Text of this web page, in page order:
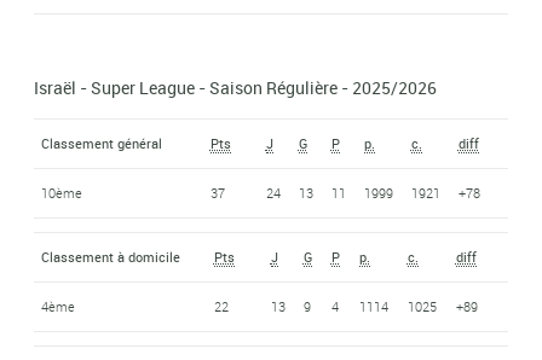
Israël - Super League - Saison Régulière - 2025/2026
Classement général Pts J G P p. c. diff
10ème 37 24 13 11 1999 1921 +78
Classement à domicile Pts J G P p. c. diff
4ème 22 13 9 4 1114 1025 +89